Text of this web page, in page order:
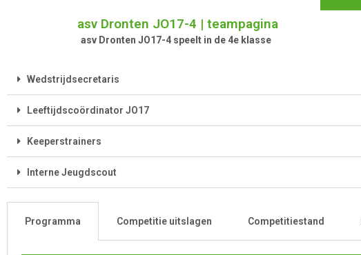
asv Dronten JO17-4 | teampagina
asv Dronten JO17-4 speelt in de 4e klasse
Wedstrijdsecretaris
Leeftijdscoördinator JO17
Keeperstrainers
Interne Jeugdscout
Programma Competitie uitslagen Competitiestand